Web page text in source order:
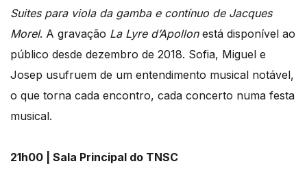
Suites para viola da gamba e contínuo de Jacques
Morel. A gravação La Lyre d’Apollonestá disponível ao
público desde dezembro de 2018. Sofia, Miguel e
Josep usufruem de um entendimento musical notável,
o que torna cada encontro, cada concerto numa festa
musical.
21h00 | Sala Principal do TNSC